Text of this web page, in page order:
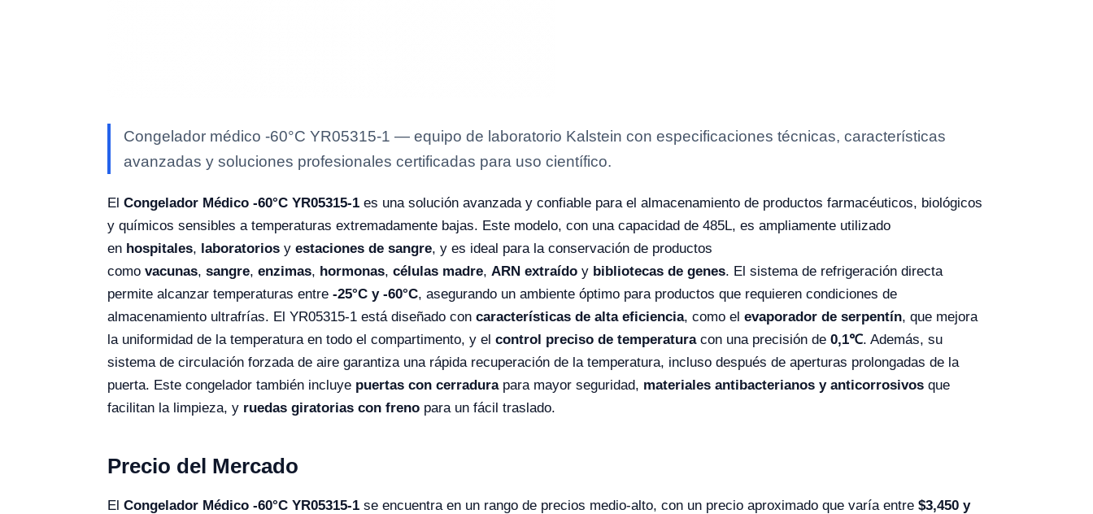
Congelador médico -60°C YR05315-1 — equipo de laboratorio Kalstein con especificaciones técnicas, características
avanzadas y soluciones profesionales certificadas para uso científico.
El Congelador Médico -60°C YR05315-1 es una solución avanzada y confiable para el almacenamiento de productos farmacéuticos, biológicos
y químicos sensibles a temperaturas extremadamente bajas. Este modelo, con una capacidad de 485L, es ampliamente utilizado
en hospitales, laboratorios y estaciones de sangre, y es ideal para la conservación de productos
como vacunas, sangre, enzimas, hormonas, células madre, ARN extraído y bibliotecas de genes. El sistema de refrigeración directa
permite alcanzar temperaturas entre -25°C y -60°C, asegurando un ambiente óptimo para productos que requieren condiciones de
almacenamiento ultrafrías. El YR05315-1 está diseñado con características de alta eficiencia, como el evaporador de serpentín, que mejora
la uniformidad de la temperatura en todo el compartimento, y el control preciso de temperaturacon una precisión de 0,1℃. Además, su
sistema de circulación forzada de aire garantiza una rápida recuperación de la temperatura, incluso después de aperturas prolongadas de la
puerta. Este congelador también incluye puertas con cerradurapara mayor seguridad, materiales antibacterianos y anticorrosivos que
facilitan la limpieza, y ruedas giratorias con freno para un fácil traslado.
Precio del Mercado
El Congelador Médico -60°C YR05315-1 se encuentra en un rango de precios medio-alto, con un precio aproximado que varía entre $3,450 y